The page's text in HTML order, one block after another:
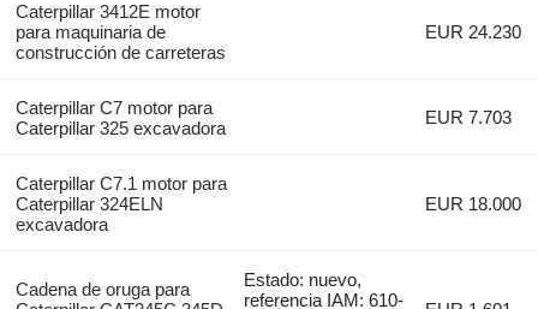
Caterpillar 3412E motor
para maquinaria de
construcción de carreteras
EUR 24.230
Caterpillar C7 motor para
Caterpillar 325 excavadora
EUR 7.703
Caterpillar C7.1 motor para
Caterpillar 324ELN
excavadora
EUR 18.000
Cadena de oruga para
Estado: nuevo,
referencia IAM: 610-